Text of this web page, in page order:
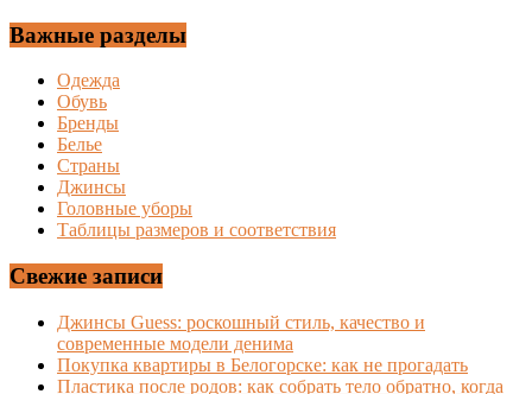
Важные разделы
Одежда
Обувь
Бренды
Белье
Страны
Джинсы
Головные уборы
Таблицы размеров и соответствия
Свежие записи
Джинсы Guess: роскошный стиль, качество и
современные модели денима
Покупка квартиры в Белогорске: как не прогадать
Пластика после родов: как собрать тело обратно, когда